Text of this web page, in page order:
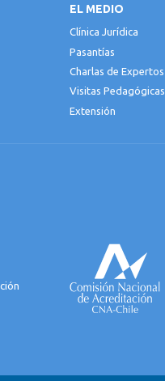
EL MEDIO
Clínica Jurídica
Pasantías
Charlas de Expertos
Visitas Pedagógicas
Extensión